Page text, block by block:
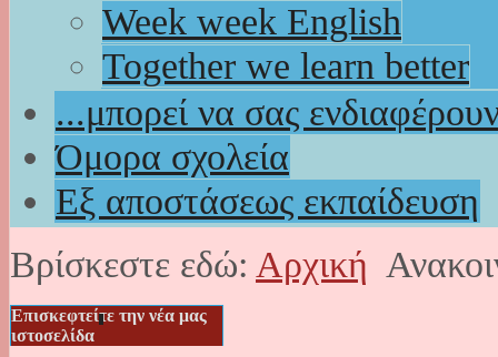
Week week English
Together we learn better
...μπορεί να σας
Όμορα σχολεία
Εξ αποστάσεως εκπαίδευση
Βρίσκεστε εδώ: Αρχική
Επισκεφτείτε την νέα μας
ιστοσελίδα